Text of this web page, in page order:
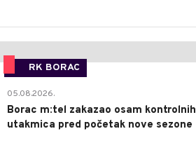
RK BORAC
05.08.2026.
Borac m:tel zakazao osam kontrolnih
utakmica pred početak nove sezone